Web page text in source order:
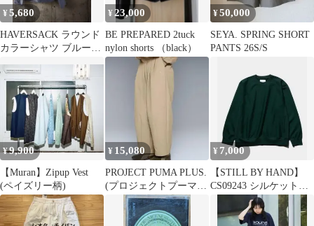
¥5,680
HAVERSACK ラウンド
カラーシャツ ブルー
¥ 23,000
BE PREPARED 2tuck
nylon shorts （black）
¥50,000
SEYA. SPRING SHORT
PANTS 26S/S
¥9,900
【Muran】Zipup Vest
(ペイズリー柄)
¥ 15,080
PROJECT PUMA PLUS.
(プロジェクトプーマ
プラス)バルーンパンツ
¥ 7,000
【STILL BY HAND】
CS09243 シルケットコ
ットンスウェット M